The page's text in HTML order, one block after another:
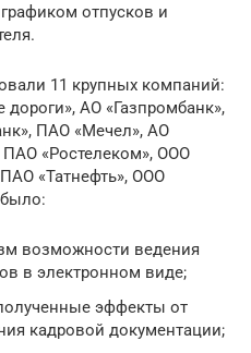
отпусков и
11 крупных компаний:
АО «Газпромбанк»,
ПАО «Мечел», АО
«Ростелеком», ООО
«Татнефть», ООО
было:
возможности ведения
в электронном виде;
эффекты от
кадровой документации;